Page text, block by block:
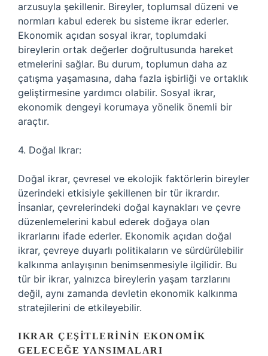
arzusuyla şekillenir. Bireyler, toplumsal düzeni ve
normları kabul ederek bu sisteme ikrar ederler.
Ekonomik açıdan sosyal ikrar, toplumdaki
bireylerin ortak değerler doğrultusunda hareket
etmelerini sağlar. Bu durum, toplumun daha az
çatışma yaşamasına, daha fazla işbirliği ve ortaklık
geliştirmesine yardımcı olabilir. Sosyal ikrar,
ekonomik dengeyi korumaya yönelik önemli bir
araçtır.
4. Doğal Ikrar:
Doğal ikrar, çevresel ve ekolojik faktörlerin bireyler
üzerindeki etkisiyle şekillenen bir tür ikrardır.
İnsanlar, çevrelerindeki doğal kaynakları ve çevre
düzenlemelerini kabul ederek doğaya olan
ikrarlarını ifade ederler. Ekonomik açıdan doğal
ikrar, çevreye duyarlı politikaların ve sürdürülebilir
kalkınma anlayışının benimsenmesiyle ilgilidir. Bu
tür bir ikrar, yalnızca bireylerin yaşam tarzlarını
değil, aynı zamanda devletin ekonomik kalkınma
stratejilerini de etkileyebilir.
IKRAR ÇEŞITLERININ EKONOMIK
GELECEĞE YANSIMALARI